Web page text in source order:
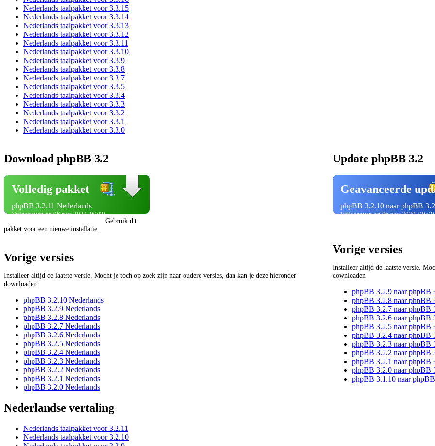
Nederlands taalpakket voor 3.3.15
Nederlands taalpakket voor 3.3.14
Nederlands taalpakket voor 3.3.13
Nederlands taalpakket voor 3.3.12
Nederlands taalpakket voor 3.3.11
Nederlands taalpakket voor 3.3.10
Nederlands taalpakket voor 3.3.9
Nederlands taalpakket voor 3.3.8
Nederlands taalpakket voor 3.3.7
Nederlands taalpakket voor 3.3.5
Nederlands taalpakket voor 3.3.4
Nederlands taalpakket voor 3.3.3
Nederlands taalpakket voor 3.3.2
Nederlands taalpakket voor 3.3.1
Nederlands taalpakket voor 3.3.0
Download phpBB 3.2
Volledig pakket
phpBB 3.2.11 Nederlands
Vrijgegeven op 06 nov 2020, 00:00
Gebruik dit
pakket voor een nieuwe installatie.
Vorige versies
Installeer altijd de laatste versie. Mocht je toch op zoek zijn naar oudere versies, dan kan je deze hieronder
downloaden
phpBB 3.2.10 Nederlands
phpBB 3.2.9 Nederlands
phpBB 3.2.8 Nederlands
phpBB 3.2.7 Nederlands
phpBB 3.2.6 Nederlands
phpBB 3.2.5 Nederlands
phpBB 3.2.4 Nederlands
phpBB 3.2.3 Nederlands
phpBB 3.2.2 Nederlands
phpBB 3.2.1 Nederlands
phpBB 3.2.0 Nederlands
Nederlandse vertaling
Nederlands taalpakket voor 3.2.11
Nederlands taalpakket voor 3.2.10
Update phpBB 3.2
Geavanceerde
phpBB 3.2.10 naar phpBB
Vrijgegeven op 06 nov 2020, 00:00
Vorige versies
Installeer altijd de laatste versie.
downloaden
phpBB 3.2.9 naar phpBB
phpBB 3.2.8 naar phpBB
phpBB 3.2.7 naar phpBB
phpBB 3.2.6 naar phpBB
phpBB 3.2.5 naar phpBB
phpBB 3.2.4 naar phpBB
phpBB 3.2.3 naar phpBB
phpBB 3.2.2 naar phpBB
phpBB 3.2.1 naar phpBB
phpBB 3.2.0 naar phpBB
phpBB 3.1.10 naar